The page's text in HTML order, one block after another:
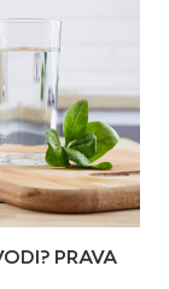
PRAVA